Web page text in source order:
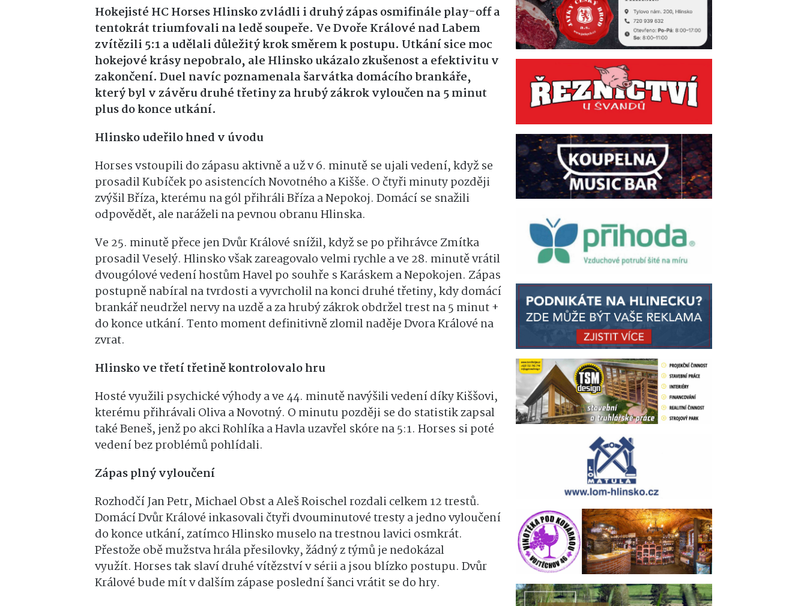
Hokejisté HC Horses Hlinsko zvládli i druhý zápas osmifinále play-off a
tentokrát triumfovali na ledě soupeře. Ve Dvoře Králové nad Labem
zvítězili 5:1 a udělali důležitý krok směrem k postupu. Utkání sice moc
hokejové krásy nepobralo, ale Hlinsko ukázalo zkušenost a efektivitu v
zakončení. Duel navíc poznamenala šarvátka domácího brankáře,
který byl v závěru druhé třetiny za hrubý zákrok vyloučen na 5 minut
plus do konce utkání.
Hlinsko udeřilo hned v úvodu
Horses vstoupili do zápasu aktivně a už v 6. minutě se ujali vedení, když se
prosadil Kubíček po asistencích Novotného a Kišše. O čtyři minuty později
zvýšil Bříza, kterému na gól přihráli Bříza a Nepokoj. Domácí se snažili
odpovědět, ale naráželi na pevnou obranu Hlinska.
Ve 25. minutě přece jen Dvůr Králové snížil, když se po přihrávce Zmítka
prosadil Veselý. Hlinsko však zareagovalo velmi rychle a ve 28. minutě vrátil
dvougólové vedení hostům Havel po souhře s Karáskem a Nepokojen. Zápas
postupně nabíral na tvrdosti a vyvrcholil na konci druhé třetiny, kdy domácí
brankář neudržel nervy na uzdě a za hrubý zákrok obdržel trest na 5 minut +
do konce utkání. Tento moment definitivně zlomil naděje Dvora Králové na
zvrat.
Hlinsko ve třetí třetině kontrolovalo hru
Hosté využili psychické výhody a ve 44. minutě navýšili vedení díky Kiššovi,
kterému přihrávali Oliva a Novotný. O minutu později se do statistik zapsal
také Beneš, jenž po akci Rohlíka a Havla uzavřel skóre na 5:1. Horses si poté
vedení bez problémů pohlídali.
Zápas plný vyloučení
Rozhodčí Jan Petr, Michael Obst a Aleš Roischel rozdali celkem 12 trestů.
Domácí Dvůr Králové inkasovali čtyři dvouminutové tresty a jedno vyloučení
do konce utkání, zatímco Hlinsko muselo na trestnou lavici osmkrát.
Přestože obě mužstva hrála přesilovky, žádný z týmů je nedokázal
využít. Horses tak slaví druhé vítězství v sérii a jsou blízko postupu. Dvůr
Králové bude mít v dalším zápase poslední šanci vrátit se do hry.